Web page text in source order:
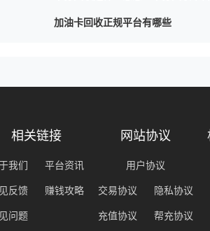
加油卡回收正规平台有哪些
相关链接
我们 平台资讯
反馈 赚钱攻略
问题
网站协议
用户协议
交易协议 隐私协议
充值协议 帮充协议